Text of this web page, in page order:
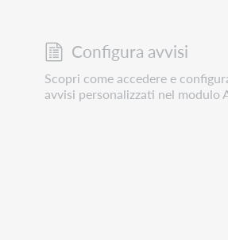
Configura avvisi
Scopri come accedere e
avvisi personalizzati nel modulo